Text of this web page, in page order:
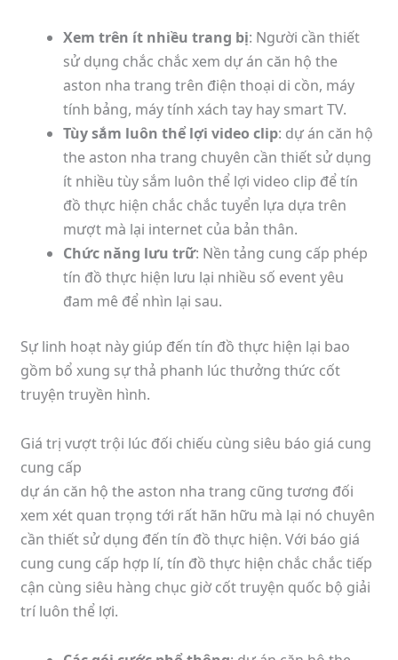
Xem trên ít nhiều trang bị: Người cần thiết
sử dụng chắc chắc xem dự án căn hộ the
aston nha trang trên điện thoại di cồn, máy
tính bảng, máy tính xách tay hay smart TV.
Tùy sắm luôn thể lợi video clip: dự án căn hộ
the aston nha trang chuyên cần thiết sử dụng
ít nhiều tùy sắm luôn thể lợi video clip để tín
đồ thực hiện chắc chắc tuyển lựa dựa trên
mượt mà lại internet của bản thân.
Chức năng lưu trữ: Nền tảng cung cấp phép
tín đồ thực hiện lưu lại nhiều số event yêu
đam mê để nhìn lại sau.
Sự linh hoạt này giúp đến tín đồ thực hiện lại bao
gồm bổ xung sự thả phanh lúc thưởng thức cốt
truyện truyền hình.
Giá trị vượt trội lúc đối chiếu cùng siêu báo giá cung
cung cấp
dự án căn hộ the aston nha trang cũng tương đối
xem xét quan trọng tới rất hãn hữu mà lại nó chuyên
cần thiết sử dụng đến tín đồ thực hiện. Với báo giá
cung cung cấp hợp lí, tín đồ thực hiện chắc chắc tiếp
cận cùng siêu hàng chục giờ cốt truyện quốc bộ giải
trí luôn thể lợi.